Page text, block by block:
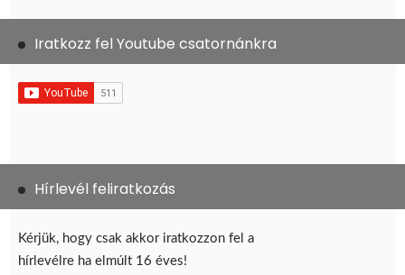
Iratkozz fel Youtube csatornánkra
Hírlevél feliratkozás